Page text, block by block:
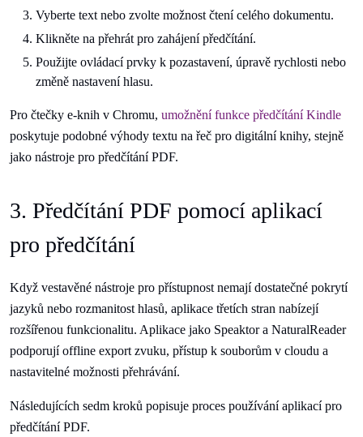
Vyberte text nebo zvolte možnost čtení celého dokumentu.
Klikněte na přehrát pro zahájení předčítání.
Použijte ovládací prvky k pozastavení, úpravě rychlosti nebo
změně nastavení hlasu.
Pro čtečky e-knih v Chromu, umožnění funkce předčítání Kindle
poskytuje podobné výhody textu na řeč pro digitální knihy, stejně
jako nástroje pro předčítání PDF.
3. Předčítání PDF pomocí aplikací
pro předčítání
Když vestavěné nástroje pro přístupnost nemají dostatečné pokrytí
jazyků nebo rozmanitost hlasů, aplikace třetích stran nabízejí
rozšířenou funkcionalitu. Aplikace jako Speaktor a NaturalReader
podporují offline export zvuku, přístup k souborům v cloudu a
nastavitelné možnosti přehrávání.
Následujících sedm kroků popisuje proces používání aplikací pro
předčítání PDF.